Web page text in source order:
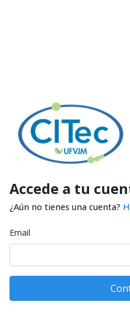
Accede a tu
¿Aún no tienes una cuenta?
Email